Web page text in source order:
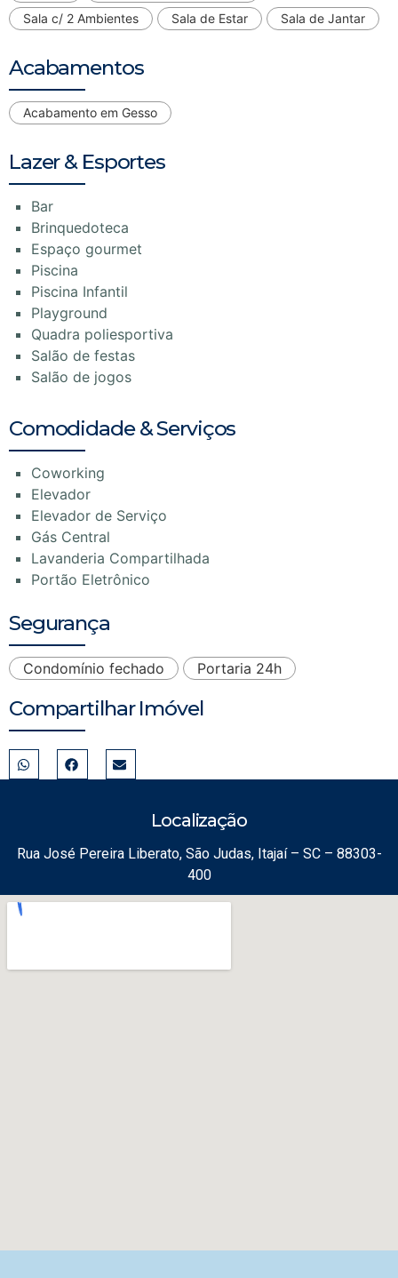
Sala c/ 2 Ambientes
Sala de Estar Sala de Jantar
Acabamentos
Acabamento em Gesso
Lazer & Esportes
Bar
Brinquedoteca
Espaço gourmet
Piscina
Piscina Infantil
Playground
Quadra poliesportiva
Salão de festas
Salão de jogos
Comodidade & Serviços
Coworking
Elevador
Elevador de Serviço
Gás Central
Lavanderia Compartilhada
Portão Eletrônico
Segurança
Condomínio fechado Portaria 24h
Compartilhar Imóvel
Localização
Rua José Pereira Liberato, São Judas, Itajaí – SC – 88303-
400